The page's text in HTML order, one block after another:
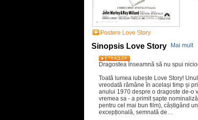
Postere Love Story
Sinopsis Love Story Mai mult
Dragostea înseamnă să nu spui
Toată lumea iubește Love Story!
vreodată rămâne în același timp și
anului 1970 despre o dragoste de-o
vremea sa - a primit șapte
pentru cel mai bun film), câștigând
excepțională, semnată de…